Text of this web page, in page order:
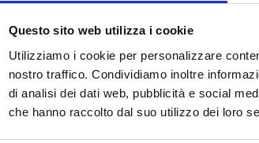
Questo sito web utilizza i cookie
Utilizziamo i cookie per personalizzare
nostro traffico. Condividiamo inoltre
di analisi dei dati web, pubblicità e social
che hanno raccolto dal suo utilizzo dei loro